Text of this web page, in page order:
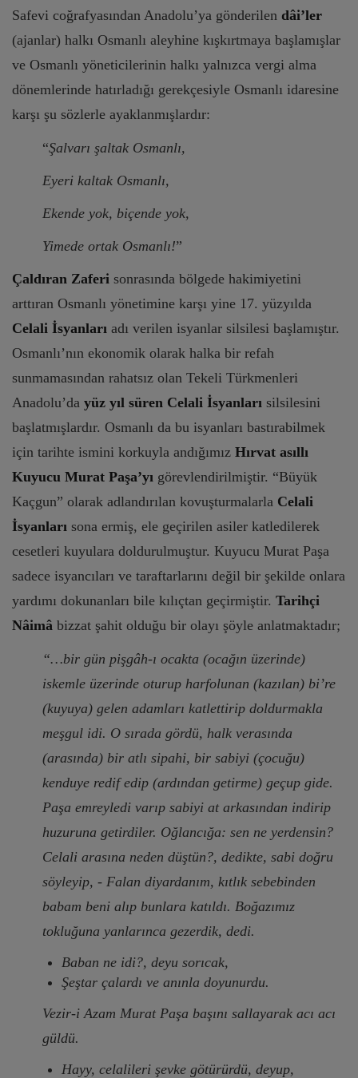
Safevi coğrafyasından Anadolu’ya gönderilen dâi’ler
(ajanlar) halkı Osmanlı aleyhine kışkırtmaya başlamışlar
ve Osmanlı yöneticilerinin halkı yalnızca vergi alma
dönemlerinde hatırladığı gerekçesiyle Osmanlı idaresine
karşı şu sözlerle ayaklanmışlardır:
“Şalvarı şaltak Osmanlı,
Eyeri kaltak Osmanlı,
Ekende yok, biçende yok,
Yimede ortak Osmanlı!”
Çaldıran Zaferi sonrasında bölgede hakimiyetini
arttıran Osmanlı yönetimine karşı yine 17. yüzyılda
Celali İsyanları adı verilen isyanlar silsilesi başlamıştır.
Osmanlı’nın ekonomik olarak halka bir refah
sunmamasından rahatsız olan Tekeli Türkmenleri
Anadolu’da yüz yıl süren Celali İsyanları silsilesini
başlatmışlardır. Osmanlı da bu isyanları bastırabilmek
için tarihte ismini korkuyla andığımız Hırvat asıllı
Kuyucu Murat Paşa’yı görevlendirilmiştir. “Büyük
Kaçgun” olarak adlandırılan kovuşturmalarla Celali
İsyanları sona ermiş, ele geçirilen asiler katledilerek
cesetleri kuyulara doldurulmuştur. Kuyucu Murat Paşa
sadece isyancıları ve taraftarlarını değil bir şekilde onlara
yardımı dokunanları bile kılıçtan geçirmiştir. Tarihçi
Nâimâ bizzat şahit olduğu bir olayı şöyle anlatmaktadır;
“…bir gün pişgâh-ı ocakta (ocağın üzerinde)
iskemle üzerinde oturup harfolunan (kazılan) bi’re
(kuyuya) gelen adamları katlettirip doldurmakla
meşgul idi. O sırada gördü, halk verasında
(arasında) bir atlı sipahi, bir sabiyi (çocuğu)
kenduye redif edip (ardından getirme) geçup gide.
Paşa emreyledi varıp sabiyi at arkasından indirip
huzuruna getirdiler. Oğlancığa: sen ne yerdensin?
Celali arasına neden düştün?, dedikte, sabi doğru
söyleyip, - Falan diyardanım, kıtlık sebebinden
babam beni alıp bunlara katıldı. Boğazımız
tokluğuna yanlarınca gezerdik, dedi.
Baban ne idi?, deyu sorıcak,
Şeştar çalardı ve anınla doyunurdu.
Vezir-i Azam Murat Paşa başını sallayarak acı acı
güldü.
Hayy, celalileri şevke götürürdü, deyup,